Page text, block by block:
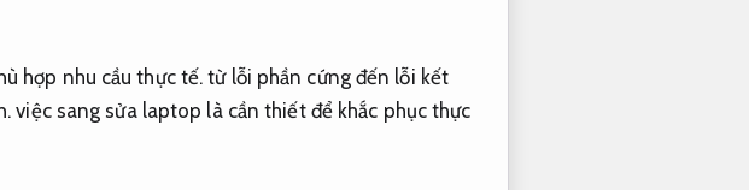
hợp nhu cầu thực tế. từ lỗi phần cứng đến lỗi kết
việc sang sửa laptop là cần thiết để khắc phục thực